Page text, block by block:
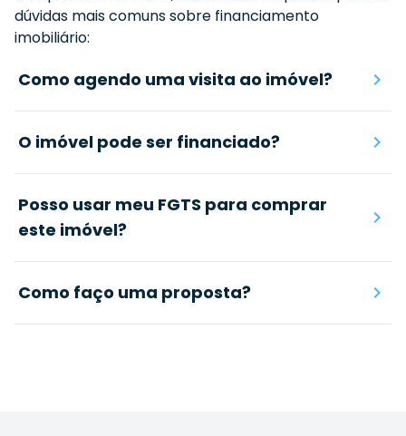
dúvidas mais comuns sobre financiamento
imobiliário:
Como agendo uma visita ao imóvel?
O imóvel pode ser financiado?
Posso usar meu FGTS para comprar
este imóvel?
Como faço uma proposta?